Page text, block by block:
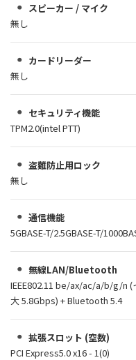
スピーカー / マイク
無し
カードリーダー
無し
セキュリティ機能
TPM2.0(intel PTT)
盗難防止用ロック
無し
通信機能
5GBASE-T/2.5GBASE-T/
無線LAN/Bluetooth
IEEE802.11 be/ax/ac/a/b/g/n (
大 5.8Gbps) + Bluetooth 5.4
拡張スロット (空数)
PCI Express5.0 x16 - 1(0)